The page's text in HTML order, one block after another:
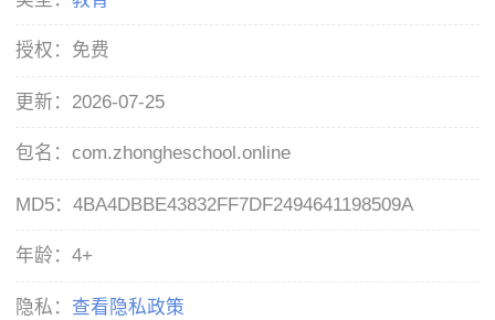
授权： 免费
更新： 2026-07-25
包名：com.zhongheschool.online
MD5：4BA4DBBE43832FF7DF2494641198509A
年龄：4+
隐私： 查看隐私政策